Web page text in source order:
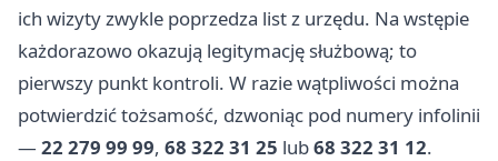
ich wizyty zwykle poprzedza list z urzędu. Na wstępie
każdorazowo okazują legitymację służbową; to
pierwszy punkt kontroli. W razie wątpliwości można
potwierdzić tożsamość, dzwoniąc pod numery infolinii
— 22 279 99 99, 68 322 31 25 lub68 322 31 12.